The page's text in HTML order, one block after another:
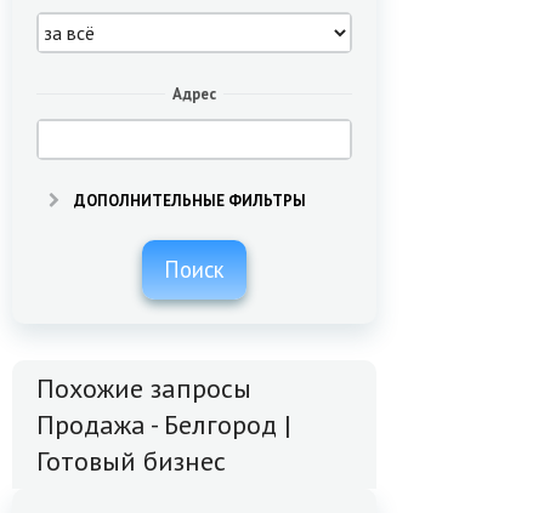
Адрес
ДОПОЛНИТЕЛЬНЫЕ ФИЛЬТРЫ
Поиск
Похожие запросы
Продажа - Белгород |
Готовый бизнес